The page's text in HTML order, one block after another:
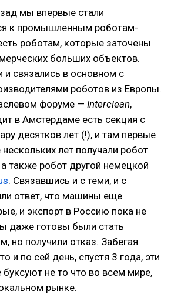
мы впервые стали
к промышленным роботам-
роботам, которые заточены
больших объектов.
связались в основном с
роботов из Европы.
форуме — Interclean,
в Амстердаме есть секция с
десятков лет (!), и там первые
нескольких лет получали робот
а также робот другой немецкой
. Связавшись и с теми, и с
ответ, что машины еще
и экспорт в Россию пока не
даже готовы были стать
но получили отказ. Забегая
и по сей день, спустя 3 года, эти
не то что во всем мире,
рынке.